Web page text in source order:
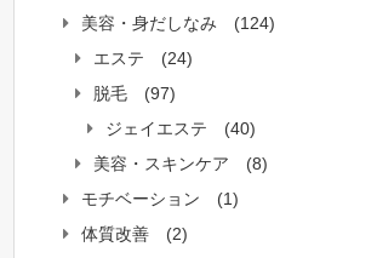
美容・身だしなみ
(124)
エステ
(24)
脱毛
(97)
ジェイエステ
(40)
美容・スキンケア
(8)
モチベーション
(1)
体質改善
(2)